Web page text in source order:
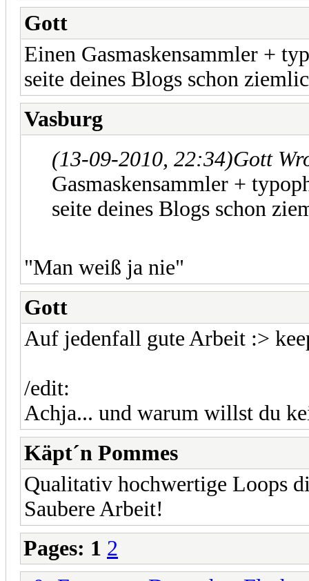
Gott
Einen Gasmaskensammler +
seite deines Blogs schon
Vasburg
(13-09-2010, 22:34)Gott
Gasmaskensammler +
seite deines Blogs schon
"Man weiß ja nie"
Gott
Auf jedenfall gute Arbeit :>
/edit:
Achja... und warum willst du
Käpt´n Pommes
Qualitativ hochwertige Loops
Saubere Arbeit!
Pages: 1 2